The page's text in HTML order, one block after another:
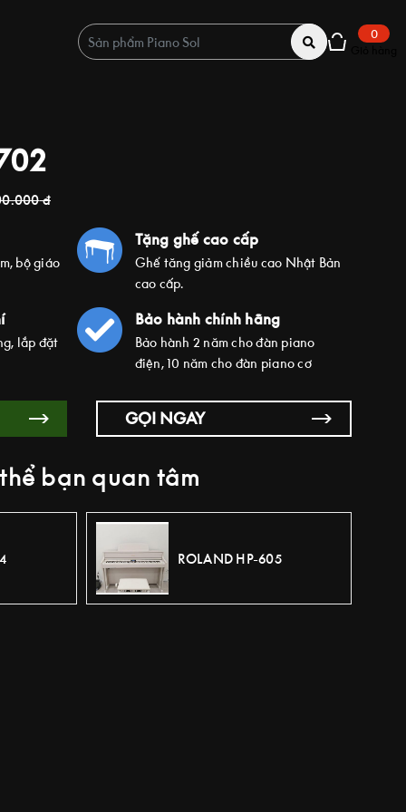
0
đ
bộ giáo
Tặng ghế cao cấp
Ghế tăng giảm chiều cao Nhật Bản
cao cấp.
lắp đặt
Bảo hành chính hãng
Bảo hành 2 năm cho đàn piano
điện, 10 năm cho đàn piano cơ
GỌI NGAY
bạn quan tâm
ROLAND HP-605